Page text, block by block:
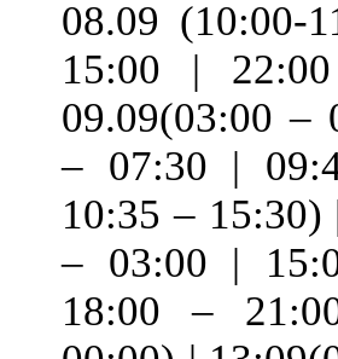
08.09 (10:00-
15:00 |
09.09(03:00 –
– 07:30 |
10:35 – 15:30)
– 03:00 |
18:00 –